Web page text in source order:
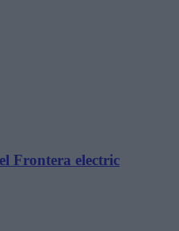
Frontera electric